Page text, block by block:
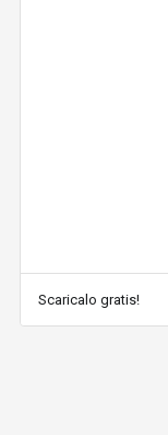
Scaricalo gratis!